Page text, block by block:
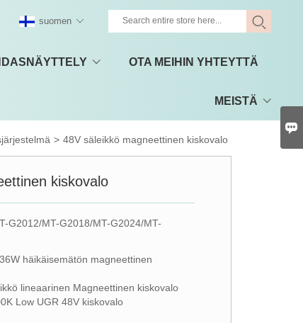
OTA MEIHIN YHTEYTTÄ
MEISTÄ
suomen
> 48V säleikkö magneettinen kiskovalo
kiskovalo
G2012/MT-G2018/MT-G2024/MT-
häikäisemätön magneettinen
lineaarinen Magneettinen kiskovalo
Low UGR 48V kiskovalo
